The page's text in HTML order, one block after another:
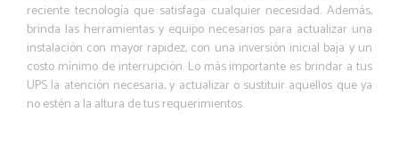
reciente tecnología que satisfaga cualquier necesidad. Además,
brinda las herramientas y equipo necesarios para actualizar una
instalación con mayor rapidez, con una inversión inicial baja y un
costo mínimo de interrupción. Lo más importante es brindar a tus
UPS la atención necesaria, y actualizar o sustituir aquellos que ya
no estén a la altura de tus requerimientos.